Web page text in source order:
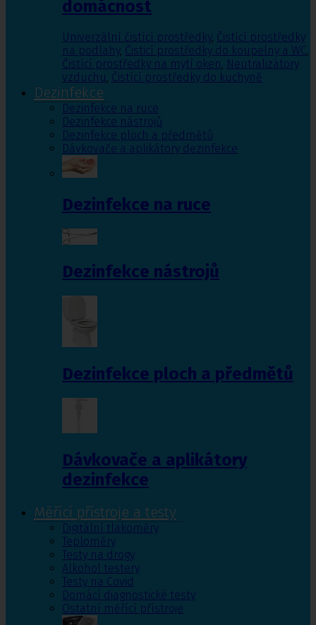
domácnost
Univerzální čistící prostředky, Čistící prostředky
na podlahy, Čisticí prostředky do koupelny a WC,
Čistící prostředky na mytí oken, Neutralizátory
vzduchu, Čistící prostředky do kuchyně
Dezinfekce
Dezinfekce na ruce
Dezinfekce nástrojů
Dezinfekce ploch a předmětů
Dávkovače a aplikátory dezinfekce
Dezinfekce na ruce
Dezinfekce nástrojů
Dezinfekce ploch a předmětů
Dávkovače a aplikátory
dezinfekce
Měřící přístroje a testy
Digitální tlakoměry
Teploměry
Testy na drogy
Alkohol testery
Testy na Covid
Domácí diagnostické testy
Ostatní měřící přístroje